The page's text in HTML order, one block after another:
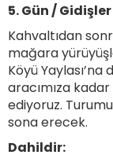
5. Gün / Gidişler
Kahvaltıdan
mağara
Köyü
aracımıza
ediyoruz.
sona erecek.
Dahildir: